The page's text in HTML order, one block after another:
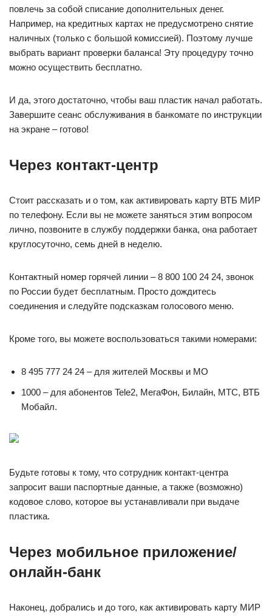
повлечь за собой списание дополнительных денег.
Например, на кредитных картах не предусмотрено снятие
наличных (только с большой комиссией). Поэтому лучше
выбрать вариант проверки баланса! Эту процедуру точно
можно осуществить бесплатно.
И да, этого достаточно, чтобы ваш пластик начал работать.
Завершите сеанс обслуживания в банкомате по инструкции
на экране – готово!
Через контакт-центр
Стоит рассказать и о том, как активировать карту ВТБ МИР
по телефону. Если вы не можете заняться этим вопросом
лично, позвоните в службу поддержки банка, она работает
круглосуточно, семь дней в неделю.
Контактный номер горячей линии – 8 800 100 24 24, звонок
по России будет бесплатным. Просто дождитесь
соединения и следуйте подсказкам голосового меню.
Кроме того, вы можете воспользоваться такими номерами:
8 495 777 24 24 – для жителей Москвы и МО
1000 – для абонентов Tele2, МегаФон, Билайн, МТС, ВТБ
Мобайл.
Будьте готовы к тому, что сотрудник контакт-центра
запросит ваши паспортные данные, а также (возможно)
кодовое слово, которое вы устанавливали при выдаче
пластика.
Через мобильное приложение/
онлайн-банк
Наконец, добрались и до того, как активировать карту МИР